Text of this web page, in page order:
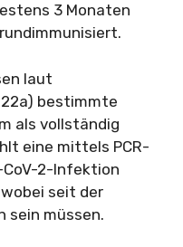
3 Monaten
laut
bestimmte
als vollständig
eine mittels PCR-
CoV-2-Infektion
seit der
sein müssen.